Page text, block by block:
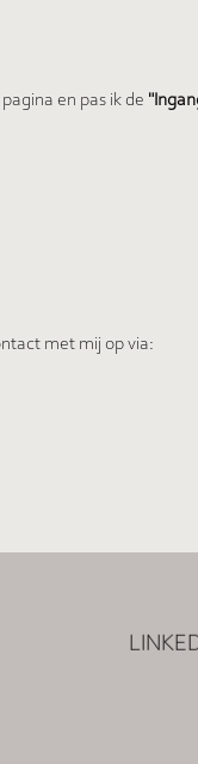
en pas ik de
met mij op via:
linkedin